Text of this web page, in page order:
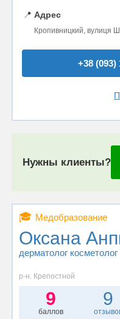
📍 Адрес
Кропивницкий, вулиця
+38 (093)
Нужны клиенты?
🎓 Медобразование
Оксана
дерматолог косметолог
р-н. Крепостной
9
баллов
9